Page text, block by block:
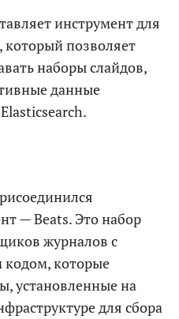
инструмент для
который позволяет
наборы слайдов,
данные
— Beats. Это набор
журналов с
которые
установленные на
для сбора